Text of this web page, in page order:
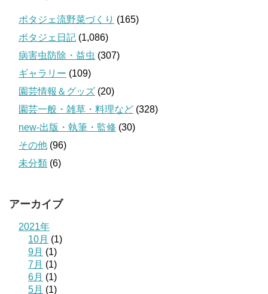
ポタジェ流野菜づくり (165)
ポタジェ日記 (1,086)
病害虫防除・益虫 (307)
ギャラリー (109)
園芸情報＆グッズ (20)
園芸一般・雑草・料理など (328)
new-出版・執筆・監修 (30)
その他 (96)
未分類 (6)
アーカイブ
2021年
10月 (1)
9月 (1)
7月 (1)
6月 (1)
5月 (1)